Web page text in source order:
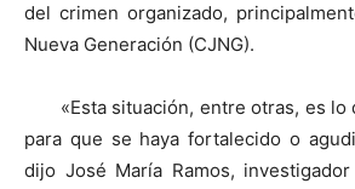
del crimen organizado,
Nueva Generación (CJNG).
«Esta situación, entre otras, es lo
para que se haya fortalecido o
dijo José María Ramos,